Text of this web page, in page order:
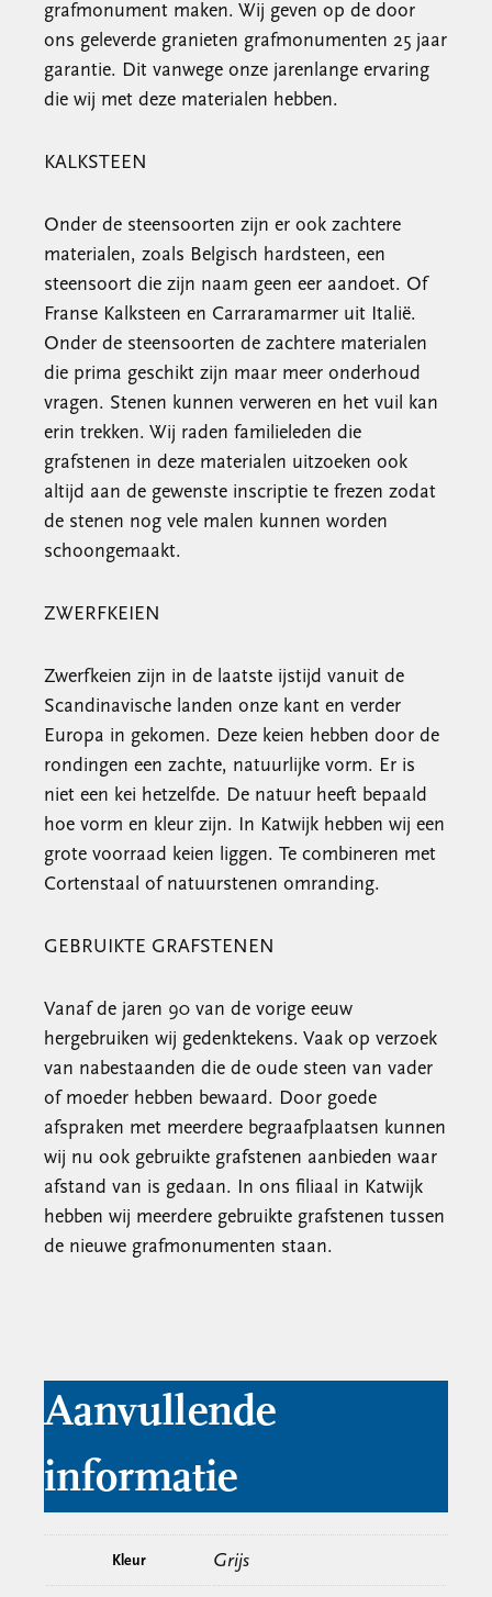
grafmonument maken. Wij geven op de door
ons geleverde granieten grafmonumenten 25 jaar
garantie. Dit vanwege onze jarenlange ervaring
die wij met deze materialen hebben.
KALKSTEEN
Onder de steensoorten zijn er ook zachtere
materialen, zoals Belgisch hardsteen, een
steensoort die zijn naam geen eer aandoet. Of
Franse Kalksteen en Carraramarmer uit Italië.
Onder de steensoorten de zachtere materialen
die prima geschikt zijn maar meer onderhoud
vragen. Stenen kunnen verweren en het vuil kan
erin trekken. Wij raden familieleden die
grafstenen in deze materialen uitzoeken ook
altijd aan de gewenste inscriptie te frezen zodat
de stenen nog vele malen kunnen worden
schoongemaakt.
ZWERFKEIEN
Zwerfkeien zijn in de laatste ijstijd vanuit de
Scandinavische landen onze kant en verder
Europa in gekomen. Deze keien hebben door de
rondingen een zachte, natuurlijke vorm. Er is
niet een kei hetzelfde. De natuur heeft bepaald
hoe vorm en kleur zijn. In Katwijk hebben wij een
grote voorraad keien liggen. Te combineren met
Cortenstaal of natuurstenen omranding.
GEBRUIKTE GRAFSTENEN
Vanaf de jaren 90 van de vorige eeuw
hergebruiken wij gedenktekens. Vaak op verzoek
van nabestaanden die de oude steen van vader
of moeder hebben bewaard. Door goede
afspraken met meerdere begraafplaatsen kunnen
wij nu ook gebruikte grafstenen aanbieden waar
afstand van is gedaan. In ons filiaal in Katwijk
hebben wij meerdere gebruikte grafstenen tussen
de nieuwe grafmonumenten staan.
Aanvullende
informatie
Kleur Grijs